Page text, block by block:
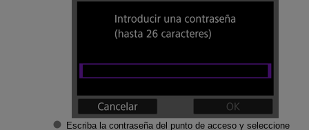
Escriba la contraseña del punto de acceso y seleccione